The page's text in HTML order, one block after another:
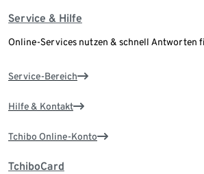
Service & Hilfe
Online-Services nutzen & schnell Antworten
Service-Bereich
Hilfe & Kontakt
Tchibo Online-Konto
TchiboCard